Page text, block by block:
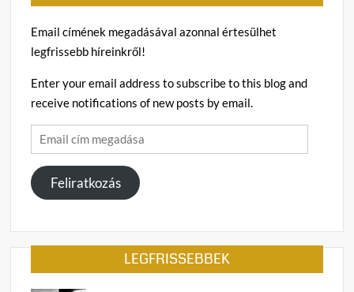
Email címének megadásával azonnal értesülhet
legfrissebb híreinkről!
Enter your email address to subscribe to this blog and
receive notifications of new posts by email.
Email
cím
megadása
Feliratkozás
LEGFRISSEBBEK